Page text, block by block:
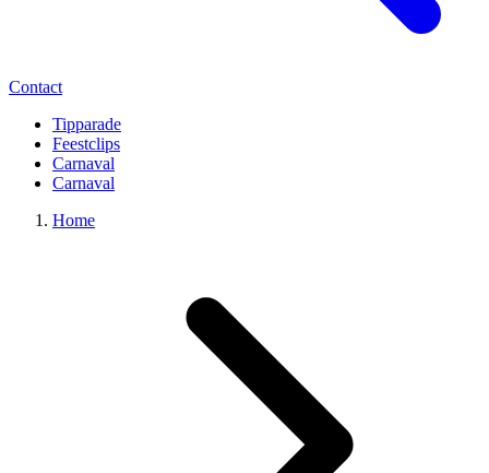
Contact
Tipparade
Feestclips
Carnaval
Carnaval
Home